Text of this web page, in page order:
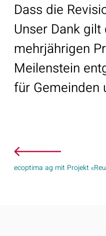
Dass die
Unser Dank
mehrjährigen
Meilenstein
für Gemeinden
ecoptima ag mit Projekt